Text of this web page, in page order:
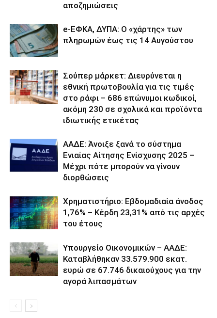
αποζημιώσεις
e-ΕΦΚΑ, ΔΥΠΑ: Ο «χάρτης» των
πληρωμών έως τις 14 Αυγούστου
Σούπερ μάρκετ: Διευρύνεται η
εθνική πρωτοβουλία για τις τιμές
στο ράφι – 686 επώνυμοι κωδικοί,
ακόμη 230 σε σχολικά και προϊόντα
ιδιωτικής ετικέτας
ΑΑΔΕ: Άνοιξε ξανά το σύστημα
Ενιαίας Αίτησης Ενίσχυσης 2025 –
Μέχρι πότε μπορούν να γίνουν
διορθώσεις
Χρηματιστήριο: Εβδομαδιαία άνοδος
1,76% – Κέρδη 23,31% από τις αρχές
του έτους
Υπουργείο Οικονομικών – ΑΑΔΕ:
Καταβλήθηκαν 33.579.900 εκατ.
ευρώ σε 67.746 δικαιούχους για την
αγορά λιπασμάτων